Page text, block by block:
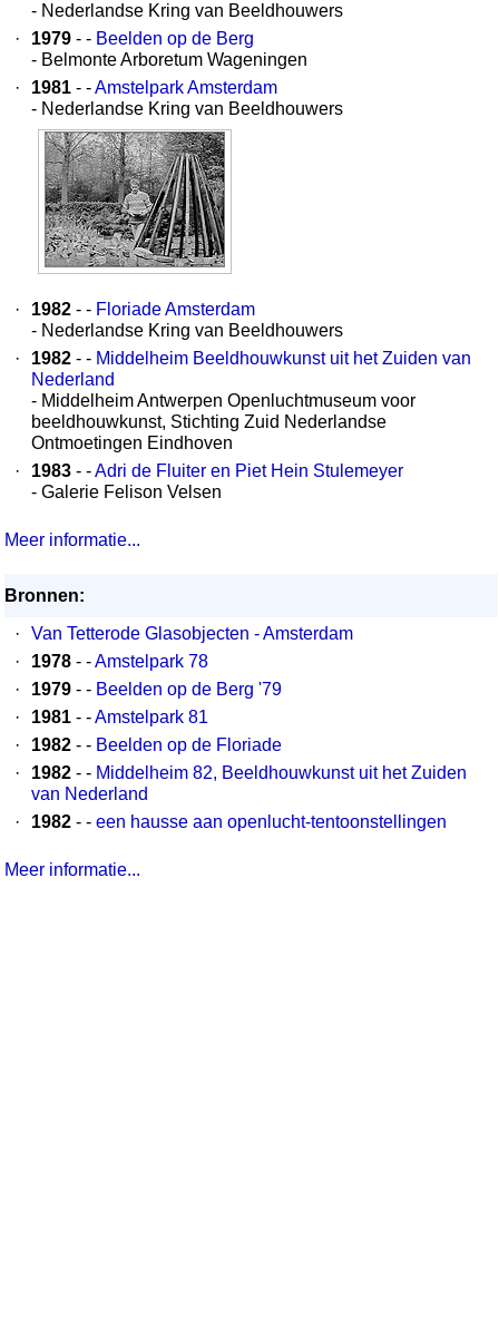
- Nederlandse Kring van Beeldhouwers
·
1979 - - Beelden op de Berg
- Belmonte Arboretum Wageningen
·
1981 - -Amstelpark Amsterdam
- Nederlandse Kring van Beeldhouwers
· 1982 - - Floriade Amsterdam
- Nederlandse Kring van Beeldhouwers
·
1982 - - Middelheim Beeldhouwkunst uit het Zuiden van
Nederland
- Middelheim Antwerpen Openluchtmuseum voor
beeldhouwkunst, Stichting Zuid Nederlandse
Ontmoetingen Eindhoven
·
1983 - -Adri de Fluiter en Piet Hein Stulemeyer
- Galerie Felison Velsen
Meer informatie...
Bronnen:
·
Van Tetterode Glasobjecten - Amsterdam
·
1978 - -Amstelpark 78
·
1979 - - Beelden op de Berg '79
·
1981 - -Amstelpark 81
·
1982 - - Beelden op de Floriade
·
1982 - - Middelheim 82, Beeldhouwkunst uit het Zuiden
van Nederland
·
1982 - - een hausse aan openlucht-tentoonstellingen
Meer informatie...